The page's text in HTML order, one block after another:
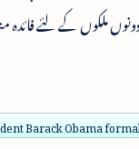
ملکوں کے لئے فائدہ
Barack Obama